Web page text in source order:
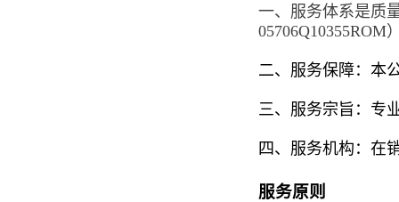
一、服务体系是质
05706Q10355ROM
二、服务保障：本
三、服务宗旨：专
四、服务机构：在
服务原则